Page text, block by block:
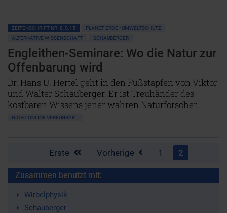
ZEITENSCHRIFT NR. 8, S.15
PLANET ERDE • UMWELTSCHUTZ
ALTERNATIVE WISSENSCHAFT
SCHAUBERGER
Engleithen-Seminare: Wo die Natur zur
Offenbarung wird
Dr. Hans U. Hertel geht in den Fußstapfen von Viktor
und Walter Schauberger. Er ist Treuhänder des
kostbaren Wissens jener wahren Naturforscher.
NICHT ONLINE VERFÜGBAR
Erste Vorherige 1 2
Zusammen benutzt mit:
Wirbelphysik
Schauberger